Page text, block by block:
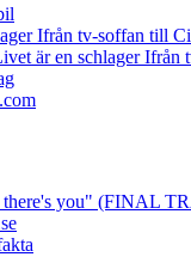
Ifrån tv-soffan till
är en schlager Ifrån
there's you" (FINAL